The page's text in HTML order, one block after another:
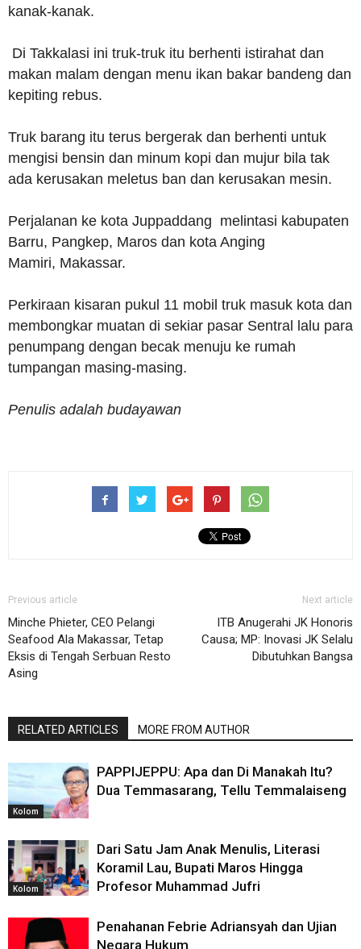
kanak-kanak.
Di Takkalasi ini truk-truk itu berhenti istirahat dan
makan malam dengan menu ikan bakar bandeng dan
kepiting rebus.
Truk barang itu terus bergerak dan berhenti untuk
mengisi bensin dan minum kopi dan mujur bila tak
ada kerusakan meletus ban dan kerusakan mesin.
Perjalanan ke kota Juppaddang melintasi kabupaten
Barru, Pangkep, Maros dan kota Anging
Mamiri, Makassar.
Perkiraan kisaran pukul 11 mobil truk masuk kota dan
membongkar muatan di sekiar pasar Sentral lalu para
penumpang dengan becak menuju ke rumah
tumpangan masing-masing.
Penulis adalah budayawan
Previous article
Minche Phieter, CEO Pelangi
Seafood Ala Makassar, Tetap
Eksis di Tengah Serbuan Resto
Asing
Next article
ITB Anugerahi JK Honoris
Causa; MP: Inovasi JK Selalu
Dibutuhkan Bangsa
RELATED ARTICLES MORE FROM AUTHOR
Kolom
PAPPIJEPPU: Apa dan Di Manakah Itu?
Dua Temmasarang, Tellu Temmalaiseng
Kolom
Dari Satu Jam Anak Menulis, Literasi
Koramil Lau, Bupati Maros Hingga
Profesor Muhammad Jufri
Penahanan Febrie Adriansyah dan Ujian
Negara Hukum